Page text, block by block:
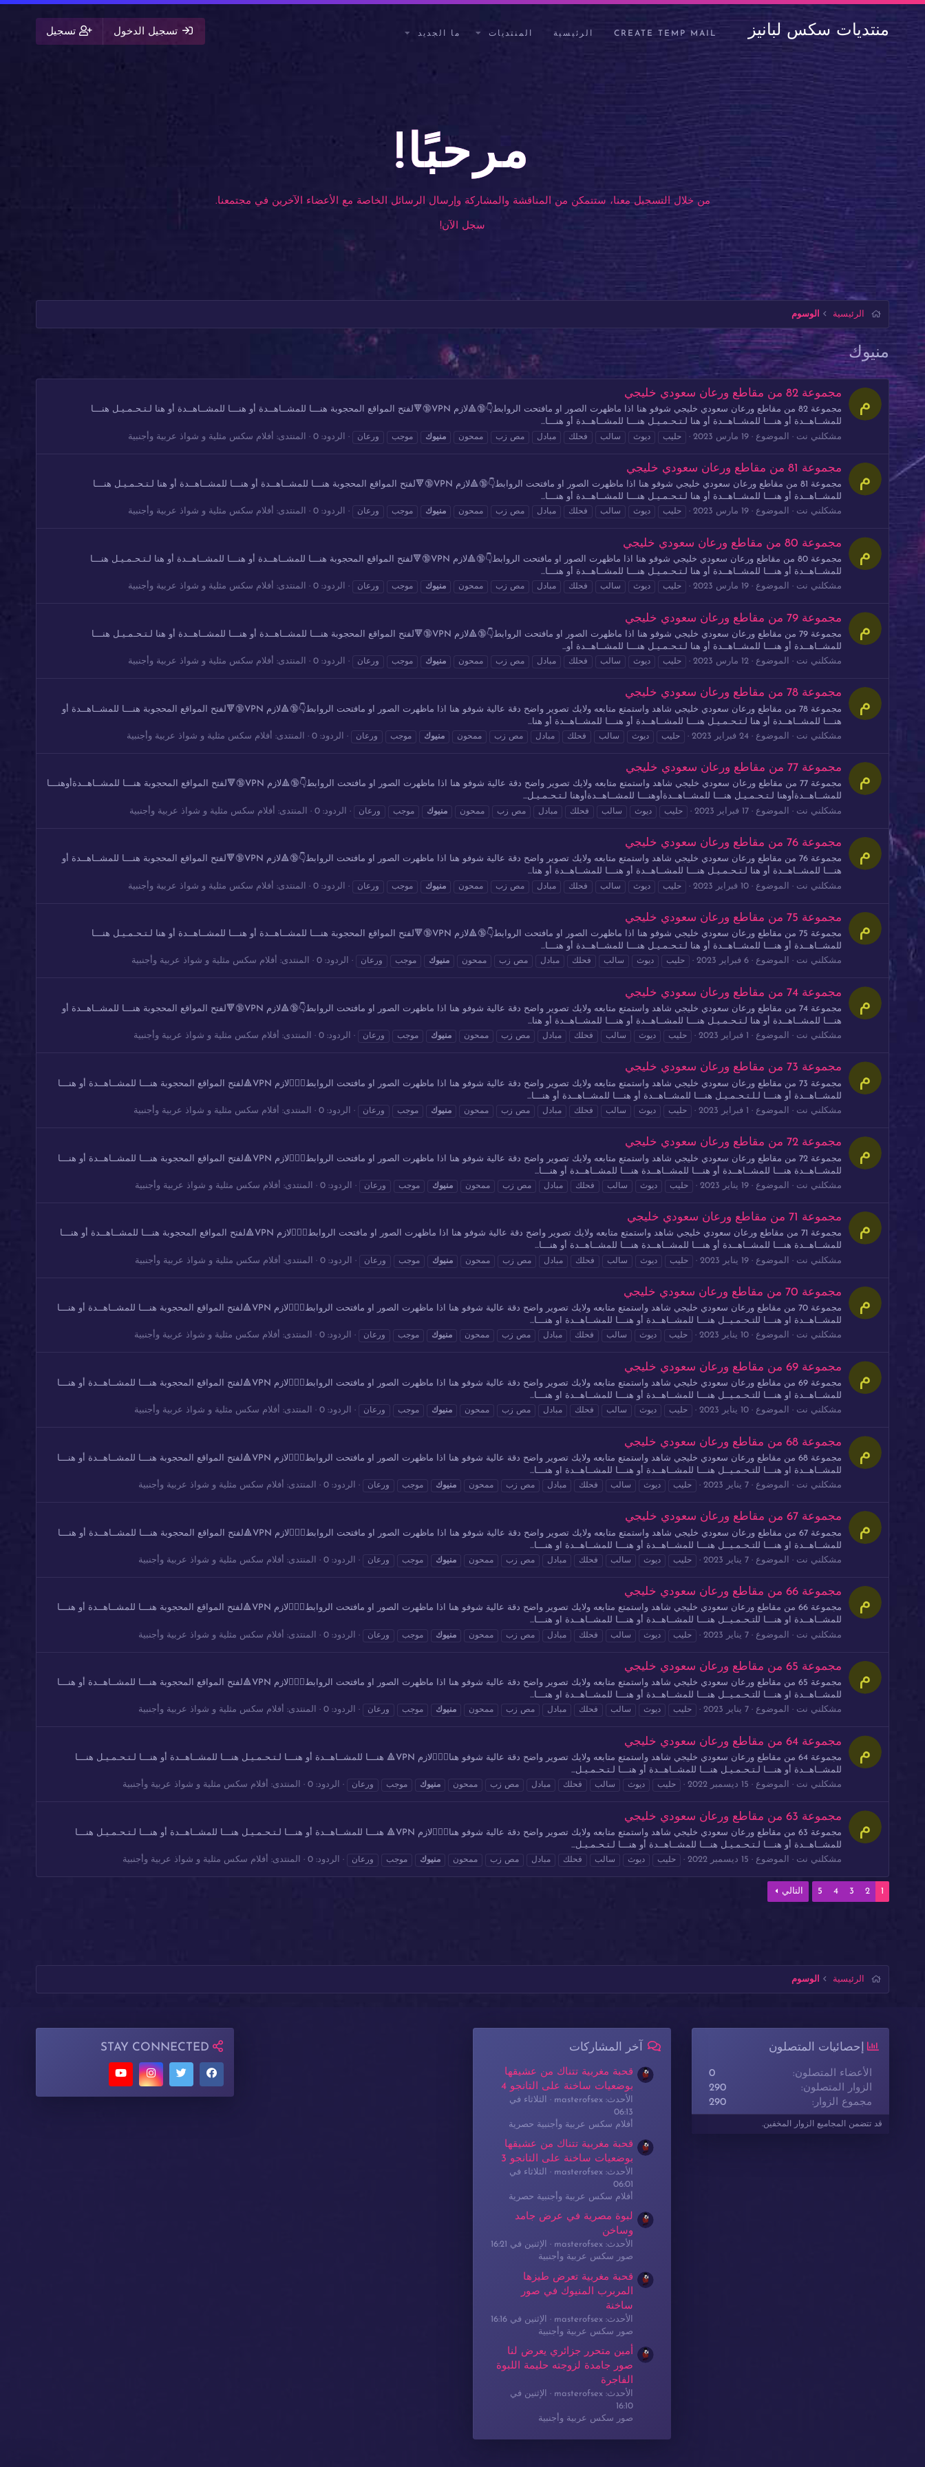
منتديات سكس لبانيز CREATE TEMP MAIL الرئيسية المنتديات ما الجديد تسجيل الدخول تسجيل
مرحبًا!
من خلال التسجيل معنا، ستتمكن من المناقشة والمشاركة وإرسال الرسائل الخاصة مع الأعضاء الآخرين في مجتمعنا.
سجل الآن!
الرئيسية الوسوم
منيوك
م مجموعة 82 من مقاطع ورعان سعودي خليجي
مجموعة 82 من مقاطع ورعان سعودي خليجي شوفو هنا اذا ماظهرت الصور او مافتحت الروابط👇🔞🔺لازم VPN🔞🔻لفتح المواقع المحجوبة هنـــا للمشــاهــدة أو هنـــا للمشــاهــدة أو هنا لـتـحـمـيـل هنـــا
للمشــاهــدة أو هنـــا للمشــاهــدة أو هنا لـتـحـمـيـل هنـــا للمشــاهــدة أو هنـــا...
مشكلني نت
الموضوع 19 مارس 2023 حليب ديوث سالب فحلك مبادل مص زب ممحون منيوك موجب ورعان الردود: 0 المنتدى: أفلام سكس مثلية و شواذ عربية وأجنبية
م مجموعة 81 من مقاطع ورعان سعودي خليجي
مجموعة 81 من مقاطع ورعان سعودي خليجي شوفو هنا اذا ماظهرت الصور او مافتحت الروابط👇🔞🔺لازم VPN🔞🔻لفتح المواقع المحجوبة هنـــا للمشــاهــدة أو هنـــا للمشــاهــدة أو هنا لـتـحـمـيـل هنـــا
للمشــاهــدة أو هنـــا للمشــاهــدة أو هنا لـتـحـمـيـل هنـــا للمشــاهــدة أو هنـــا...
مشكلني نت
الموضوع 19 مارس 2023 حليب ديوث سالب فحلك مبادل مص زب ممحون منيوك موجب ورعان الردود: 0 المنتدى: أفلام سكس مثلية و شواذ عربية وأجنبية
م مجموعة 80 من مقاطع ورعان سعودي خليجي
مجموعة 80 من مقاطع ورعان سعودي خليجي شوفو هنا اذا ماظهرت الصور او مافتحت الروابط👇🔞🔺لازم VPN🔞🔻لفتح المواقع المحجوبة هنـــا للمشــاهــدة أو هنـــا للمشــاهــدة أو هنا لـتـحـمـيـل هنـــا
للمشــاهــدة أو هنـــا للمشــاهــدة أو هنا لـتـحـمـيـل هنـــا للمشــاهــدة أو هنـــا...
مشكلني نت
الموضوع 19 مارس 2023 حليب ديوث سالب فحلك مبادل مص زب ممحون منيوك موجب ورعان الردود: 0 المنتدى: أفلام سكس مثلية و شواذ عربية وأجنبية
م مجموعة 79 من مقاطع ورعان سعودي خليجي
مجموعة 79 من مقاطع ورعان سعودي خليجي شوفو هنا اذا ماظهرت الصور او مافتحت الروابط👇🔞🔺لازم VPN🔞🔻لفتح المواقع المحجوبة هنـــا للمشــاهــدة أو هنـــا للمشــاهــدة أو هنا لـتـحـمـيـل هنـــا
للمشــاهــدة أو هنـــا للمشــاهــدة أو هنا لـتـحـمـيـل هنـــا للمشــاهــدة أو...
مشكلني نت
الموضوع 12 مارس 2023 حليب ديوث سالب فحلك مبادل مص زب ممحون منيوك موجب ورعان الردود: 0 المنتدى: أفلام سكس مثلية و شواذ عربية وأجنبية
م مجموعة 78 من مقاطع ورعان سعودي خليجي
مجموعة 78 من مقاطع ورعان سعودي خليجي شاهد واستمتع متابعه ولايك تصوير واضح دقة عالية شوفو هنا اذا ماظهرت الصور او مافتحت الروابط👇🔞🔺لازم VPN🔞🔻لفتح المواقع المحجوبة هنـــا للمشــاهــدة أو
هنـــا للمشــاهــدة أو هنا لـتـحـمـيـل هنـــا للمشــاهــدة أو هنـــا للمشــاهــدة أو هنا...
مشكلني نت
الموضوع 24 فبراير 2023 حليب ديوث سالب فحلك مبادل مص زب ممحون منيوك موجب ورعان الردود: 0 المنتدى: أفلام سكس مثلية و شواذ عربية وأجنبية
م مجموعة 77 من مقاطع ورعان سعودي خليجي
مجموعة 77 من مقاطع ورعان سعودي خليجي شاهد واستمتع متابعه ولايك تصوير واضح دقة عالية شوفو هنا اذا ماظهرت الصور او مافتحت الروابط👇🔞🔺لازم VPN🔞🔻لفتح المواقع المحجوبة هنـــا للمشــاهــدةأوهنـــا
للمشــاهــدةأوهنا لـتـحـمـيـل هنـــا للمشــاهــدةأوهنـــا للمشــاهــدةأوهنا لـتـحـمـيـل...
مشكلني نت
الموضوع 17 فبراير 2023 حليب ديوث سالب فحلك مبادل مص زب ممحون منيوك موجب ورعان الردود: 0 المنتدى: أفلام سكس مثلية و شواذ عربية وأجنبية
م مجموعة 76 من مقاطع ورعان سعودي خليجي
مجموعة 76 من مقاطع ورعان سعودي خليجي شاهد واستمتع متابعه ولايك تصوير واضح دقة عالية شوفو هنا اذا ماظهرت الصور او مافتحت الروابط👇🔞🔺لازم VPN🔞🔻لفتح المواقع المحجوبة هنـــا للمشــاهــدة أو
هنـــا للمشــاهــدة أو هنا لـتـحـمـيـل هنـــا للمشــاهــدة أو هنـــا للمشــاهــدة أو هنا...
مشكلني نت
الموضوع 10 فبراير 2023 حليب ديوث سالب فحلك مبادل مص زب ممحون منيوك موجب ورعان الردود: 0 المنتدى: أفلام سكس مثلية و شواذ عربية وأجنبية
م مجموعة 75 من مقاطع ورعان سعودي خليجي
مجموعة 75 من مقاطع ورعان سعودي خليجي شوفو هنا اذا ماظهرت الصور او مافتحت الروابط👇🔞🔺لازم VPN🔞🔻لفتح المواقع المحجوبة هنـــا للمشــاهــدة أو هنـــا للمشــاهــدة أو هنا لـتـحـمـيـل هنـــا
للمشــاهــدة أو هنـــا للمشــاهــدة أو هنا لـتـحـمـيـل هنـــا للمشــاهــدة أو هنـــا...
مشكلني نت
الموضوع 6 فبراير 2023 حليب ديوث سالب فحلك مبادل مص زب ممحون منيوك موجب ورعان الردود: 0 المنتدى: أفلام سكس مثلية و شواذ عربية وأجنبية
م مجموعة 74 من مقاطع ورعان سعودي خليجي
مجموعة 74 من مقاطع ورعان سعودي خليجي شاهد واستمتع متابعه ولايك تصوير واضح دقة عالية شوفو هنا اذا ماظهرت الصور او مافتحت الروابط👇🔞🔺لازم VPN🔞🔻لفتح المواقع المحجوبة هنـــا للمشــاهــدة أو
هنـــا للمشــاهــدة أو هنا لـتـحـمـيـل هنـــا للمشــاهــدة أو هنـــا للمشــاهــدة أو هنا...
مشكلني نت
الموضوع 1 فبراير 2023 حليب ديوث سالب فحلك مبادل مص زب ممحون منيوك موجب ورعان الردود: 0 المنتدى: أفلام سكس مثلية و شواذ عربية وأجنبية
م مجموعة 73 من مقاطع ورعان سعودي خليجي
مجموعة 73 من مقاطع ورعان سعودي خليجي شاهد واستمتع متابعه ولايك تصوير واضح دقة عالية شوفو هنا اذا ماظهرت الصور او مافتحت الروابط👇🏻🔺لازم VPN🔺لفتح المواقع المحجوبة هنـــا للمشــاهــدة أو هنـــا
للمشــاهــدة أو هنـــا لـلـتـحـمـيـل هنـــا للمشــاهــدة أو هنـــا للمشــاهــدة أو هنـــا...
مشكلني نت
الموضوع 1 فبراير 2023 حليب ديوث سالب فحلك مبادل مص زب ممحون منيوك موجب ورعان الردود: 0 المنتدى: أفلام سكس مثلية و شواذ عربية وأجنبية
م مجموعة 72 من مقاطع ورعان سعودي خليجي
مجموعة 72 من مقاطع ورعان سعودي خليجي شاهد واستمتع متابعه ولايك تصوير واضح دقة عالية شوفو هنا اذا ماظهرت الصور او مافتحت الروابط👇🏻🔺لازم VPN🔺لفتح المواقع المحجوبة هنـــا للمشــاهــدة أو هنـــا
للمشــاهــدة هنـــا للمشــاهــدة أو هنـــا للمشــاهــدة هنـــا للمشــاهــدة أو هنـــا...
مشكلني نت
الموضوع 19 يناير 2023 حليب ديوث سالب فحلك مبادل مص زب ممحون منيوك موجب ورعان الردود: 0 المنتدى: أفلام سكس مثلية و شواذ عربية وأجنبية
م مجموعة 71 من مقاطع ورعان سعودي خليجي
مجموعة 71 من مقاطع ورعان سعودي خليجي شاهد واستمتع متابعه ولايك تصوير واضح دقة عالية شوفو هنا اذا ماظهرت الصور او مافتحت الروابط👇🏻🔺لازم VPN🔺لفتح المواقع المحجوبة هنـــا للمشــاهــدة أو هنـــا
للمشــاهــدة هنـــا للمشــاهــدة أو هنـــا للمشــاهــدة هنـــا للمشــاهــدة أو هنـــا...
مشكلني نت
الموضوع 19 يناير 2023 حليب ديوث سالب فحلك مبادل مص زب ممحون منيوك موجب ورعان الردود: 0 المنتدى: أفلام سكس مثلية و شواذ عربية وأجنبية
م مجموعة 70 من مقاطع ورعان سعودي خليجي
مجموعة 70 من مقاطع ورعان سعودي خليجي شاهد واستمتع متابعه ولايك تصوير واضح دقة عالية شوفو هنا اذا ماظهرت الصور او مافتحت الروابط👇🏻🔺لازم VPN🔺لفتح المواقع المحجوبة هنـــا للمشــاهــدة أو هنـــا
للمشــاهــدة او هنـــا للتـحـمـيــل هنـــا للمشــاهــدة أو هنـــا للمشــاهــدة او هنـــا...
مشكلني نت
الموضوع 10 يناير 2023 حليب ديوث سالب فحلك مبادل مص زب ممحون منيوك موجب ورعان الردود: 0 المنتدى: أفلام سكس مثلية و شواذ عربية وأجنبية
م مجموعة 69 من مقاطع ورعان سعودي خليجي
مجموعة 69 من مقاطع ورعان سعودي خليجي شاهد واستمتع متابعه ولايك تصوير واضح دقة عالية شوفو هنا اذا ماظهرت الصور او مافتحت الروابط👇🏻🔺لازم VPN🔺لفتح المواقع المحجوبة هنـــا للمشــاهــدة أو هنـــا
للمشــاهــدة او هنـــا للتـحـمـيــل هنـــا للمشــاهــدة أو هنـــا للمشــاهــدة او هنـــا...
مشكلني نت
الموضوع 10 يناير 2023 حليب ديوث سالب فحلك مبادل مص زب ممحون منيوك موجب ورعان الردود: 0 المنتدى: أفلام سكس مثلية و شواذ عربية وأجنبية
م مجموعة 68 من مقاطع ورعان سعودي خليجي
مجموعة 68 من مقاطع ورعان سعودي خليجي شاهد واستمتع متابعه ولايك تصوير واضح دقة عالية شوفو هنا اذا ماظهرت الصور او مافتحت الروابط👇🏻🔺لازم VPN🔺لفتح المواقع المحجوبة هنـــا للمشــاهــدة أو هنـــا
للمشــاهــدة او هنـــا للتـحـمـيــل هنـــا للمشــاهــدة أو هنـــا للمشــاهــدة او هنـــا...
مشكلني نت
الموضوع 7 يناير 2023 حليب ديوث سالب فحلك مبادل مص زب ممحون منيوك موجب ورعان الردود: 0 المنتدى: أفلام سكس مثلية و شواذ عربية وأجنبية
م مجموعة 67 من مقاطع ورعان سعودي خليجي
مجموعة 67 من مقاطع ورعان سعودي خليجي شاهد واستمتع متابعه ولايك تصوير واضح دقة عالية شوفو هنا اذا ماظهرت الصور او مافتحت الروابط👇🏻🔺لازم VPN🔺لفتح المواقع المحجوبة هنـــا للمشــاهــدة أو هنـــا
للمشــاهــدة او هنـــا للتـحـمـيــل هنـــا للمشــاهــدة أو هنـــا للمشــاهــدة او هنـــا...
مشكلني نت
الموضوع 7 يناير 2023 حليب ديوث سالب فحلك مبادل مص زب ممحون منيوك موجب ورعان الردود: 0 المنتدى: أفلام سكس مثلية و شواذ عربية وأجنبية
م مجموعة 66 من مقاطع ورعان سعودي خليجي
مجموعة 66 من مقاطع ورعان سعودي خليجي شاهد واستمتع متابعه ولايك تصوير واضح دقة عالية شوفو هنا اذا ماظهرت الصور او مافتحت الروابط👇🏻🔺لازم VPN🔺لفتح المواقع المحجوبة هنـــا للمشــاهــدة أو هنـــا
للمشــاهــدة او هنـــا للتـحـمـيــل هنـــا للمشــاهــدة أو هنـــا للمشــاهــدة او هنـــا...
مشكلني نت
الموضوع 7 يناير 2023 حليب ديوث سالب فحلك مبادل مص زب ممحون منيوك موجب ورعان الردود: 0 المنتدى: أفلام سكس مثلية و شواذ عربية وأجنبية
م مجموعة 65 من مقاطع ورعان سعودي خليجي
مجموعة 65 من مقاطع ورعان سعودي خليجي شاهد واستمتع متابعه ولايك تصوير واضح دقة عالية شوفو هنا اذا ماظهرت الصور او مافتحت الروابط👇🏻🔺لازم VPN🔺لفتح المواقع المحجوبة هنـــا للمشــاهــدة أو هنـــا
للمشــاهــدة او هنـــا للتـحـمـيــل هنـــا للمشــاهــدة أو هنـــا للمشــاهــدة او هنـــا...
مشكلني نت
الموضوع 7 يناير 2023 حليب ديوث سالب فحلك مبادل مص زب ممحون منيوك موجب ورعان الردود: 0 المنتدى: أفلام سكس مثلية و شواذ عربية وأجنبية
م مجموعة 64 من مقاطع ورعان سعودي خليجي
مجموعة 64 من مقاطع ورعان سعودي خليجي شاهد واستمتع متابعه ولايك تصوير واضح دقة عالية شوفو هنا👇🏻🔺لازم VPN🔺 هنـــا للمشــاهــدة أو هنـــا لـتـحـمـيـل هنـــا للمشــاهــدة أو هنـــا لـتـحـمـيـل هنـــا
للمشــاهــدة أو هنـــا لـتـحـمـيـل هنـــا للمشــاهــدة أو هنـــا لـتـحـمـيـل...
مشكلني نت
الموضوع 15 ديسمبر 2022 حليب ديوث سالب فحلك مبادل مص زب ممحون منيوك موجب ورعان الردود: 0 المنتدى: أفلام سكس مثلية و شواذ عربية وأجنبية
م مجموعة 63 من مقاطع ورعان سعودي خليجي
مجموعة 63 من مقاطع ورعان سعودي خليجي شاهد واستمتع متابعه ولايك تصوير واضح دقة عالية شوفو هنا👇🏻🔺لازم VPN🔺 هنـــا للمشــاهــدة أو هنـــا لـتـحـمـيـل هنـــا للمشــاهــدة أو هنـــا لـتـحـمـيـل هنـــا
للمشــاهــدة أو هنـــا لـتـحـمـيـل هنـــا للمشــاهــدة أو هنـــا لـتـحـمـيـل...
مشكلني نت
الموضوع 15 ديسمبر 2022 حليب ديوث سالب فحلك مبادل مص زب ممحون منيوك موجب ورعان الردود: 0 المنتدى: أفلام سكس مثلية و شواذ عربية وأجنبية
1
2
3
4
5 التالي
الرئيسية الوسوم
إحصائيات المتصلون
الأعضاء المتصلون
0
الزوار المتصلون
290
مجموع الزوار
290
قد تتضمن المجاميع الزوار المخفين.
آخر المشاركات
قحبة مغربية تتناك من عشيقها
بوضعيات ساخنة على التانجو 4
الأحدث: masterofsex
الثلاثاء في
06:13
أفلام سكس عربية وأجنبية حصرية
قحبة مغربية تتناك من عشيقها
بوضعيات ساخنة على التانجو 3
الأحدث: masterofsex
الثلاثاء في
06:01
أفلام سكس عربية وأجنبية حصرية
لبوة مصرية في عرض جامد
وساخن
الأحدث: masterofsex
الإثنين في 16:21
صور سكس عربية وأجنبية
قحبة مغربية تعرض طيزها
المربرب المنيوك في صور
ساخنة
الأحدث: masterofsex
الإثنين في 16:16
صور سكس عربية وأجنبية
أمين متحرر جزائري يعرض لنا
صور جامدة لزوجته حليمة اللبوة
الفاجرة
الأحدث: masterofsex
الإثنين في
16:10
صور سكس عربية وأجنبية
STAY CONNECTED